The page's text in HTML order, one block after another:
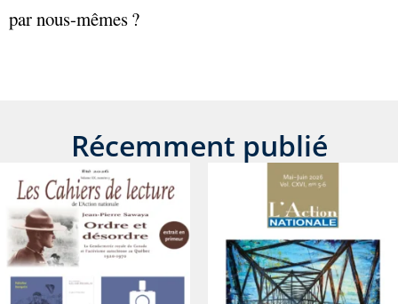
par nous-mêmes ?
Récemment publié